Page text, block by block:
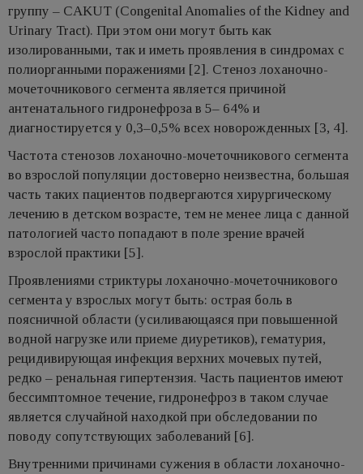
группу – CAKUT (Congenital Anomalies of the Kidney and
Urinary Tract). При этом они могут быть как
изолированными, так и иметь проявления в синдромах c
полиорганными поражениями [2]. Стеноз лоханочно-
мочеточникового сегмента является причиной
антенатального гидронефроза в 5– 64% и
диагностируется у 0,3–0,5% всех новорожденных [3, 4].
Частота стенозов лоханочно-мочеточникового сегмента
во взрослой популяции достоверно неизвестна, большая
часть таких пациентов подвергаются хирургическому
лечению в детском возрасте, тем не менее лица с данной
патологией часто попадают в поле зрение врачей
взрослой практики [5].
Проявлениями стриктуры лоханочно-мочеточникового
сегмента у взрослых могут быть: острая боль в
поясничной области (усиливающаяся при повышенной
водной нагрузке или приеме диуретиков), гематурия,
рецидивирующая инфекция верхних мочевых путей,
редко – ренальная гипертензия. Часть пациентов имеют
бессимптомное течение, гидронефроз в таком случае
является случайной находкой при обследовании по
поводу сопутствующих заболеваний [6].
Внутренними причинами сужения в области лоханочно-